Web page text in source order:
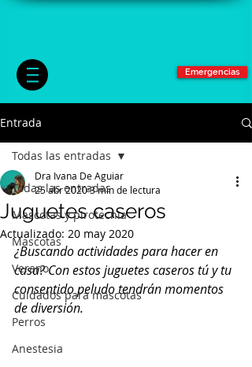
Emergencias
Entrada
Todas las entradas
Mascotas y pirotecnia
Mascotas
Verano
Cuidados para mascotas
Perros
Anestesia
Todas las entradas
Juguetes caseros
Dra Ivana De Aguiar
25 abr 20203 min de lectura
Actualizado: 20 may 2020
¿Buscando actividades para hacer en
casa? Con estos juguetes caseros tú y tu
consentido peludo tendrán momentos
de diversión.